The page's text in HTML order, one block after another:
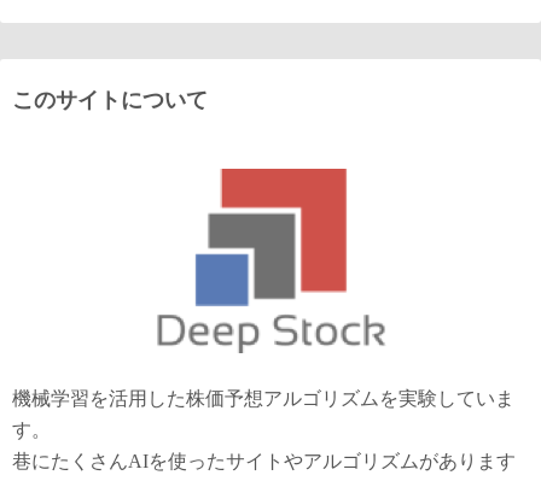
このサイトについて
機械学習を活用した株価予想アルゴリズムを実験していま
す。
巷にたくさんAIを使ったサイトやアルゴリズムがあります